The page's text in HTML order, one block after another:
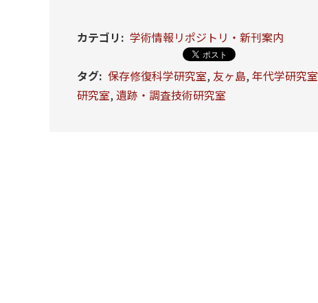
カテゴリ: 学術情報リポジトリ・新刊案内
タグ: 保存修復科学研究室, 友ヶ島, 年代学研究室
研究室, 遺跡・調査技術研究室